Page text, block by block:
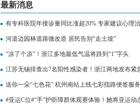
最新消息
有专科医院年接诊量同比涨超20% 专家建议心理
用纳入医保
河道边园林道路微改造 居民告别“走土坡”
“凉了个凉”！浙江多地最低气温将跌到“1”字头
江苏无锡排查出7名阳性感染者！浙江两地发布紧
知，相关人员请立即报备
送你一朵“七色花” 杭州南站上线七彩指路便签服
出行
#亚运C位#“手”护听障群体观赛体验！她将亚运动